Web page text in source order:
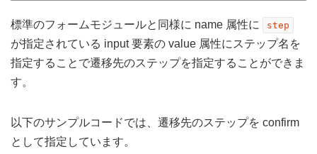
標準のフォームモジュールと同様に name 属性に step
が指定されている input 要素の value 属性にステップ名を
指定することで遷移先のステップを指定することができま
す。
以下のサンプルコードでは、遷移先のステップを confirm
として指定しています。